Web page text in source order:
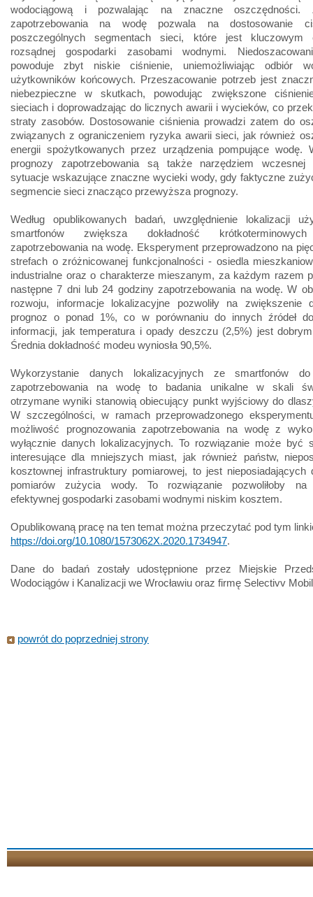
wodociągową i pozwalając na znaczne oszczędności.
zapotrzebowania na wodę pozwala na dostosowanie
poszczególnych segmentach sieci, które jest kluczowym
rozsądnej gospodarki zasobami wodnymi.
powoduje zbyt niskie ciśnienie, uniemożliwiając odbiór
użytkowników końcowych. Przeszacowanie potrzeb jest
niebezpieczne w skutkach, powodując zwiększone
sieciach i doprowadzając do licznych awarii i wycieków, co
straty zasobów. Dostosowanie ciśnienia prowadzi zatem do
związanych z ograniczeniem ryzyka awarii sieci, jak również
energii spożytkowanych przez urządzenia pompujące wodę.
prognozy zapotrzebowania są także narzędziem
sytuacje wskazujące znaczne wycieki wody, gdy faktyczne
segmencie sieci znacząco przewyższa prognozy.
Według opublikowanych badań, uwzględnienie lokalizacji
smartfonów zwiększa dokładność
zapotrzebowania na wodę. Eksperyment przeprowadzono na
strefach o zróżnicowanej funkcjonalności - osiedla
industrialne oraz o charakterze mieszanym, za każdym razem
następne 7 dni lub 24 godziny zapotrzebowania na wodę. W
rozwoju, informacje lokalizacyjne pozwoliły na zwiększenie
prognoz o ponad 1%, co w porównaniu do innych źródeł
informacji, jak temperatura i opady deszczu (2,5%) jest
Średnia dokładność modeu wyniosła 90,5%.
Wykorzystanie danych lokalizacyjnych ze smartfonów
zapotrzebowania na wodę to badania unikalne w skali
otrzymane wyniki stanowią obiecujący punkt wyjściowy do
W szczególności, w ramach przeprowadzonego
możliwość prognozowania zapotrzebowania na wodę z
wyłącznie danych lokalizacyjnych. To rozwiązanie może być
interesujące dla mniejszych miast, jak również państw,
kosztownej infrastruktury pomiarowej, to jest nieposiadających
pomiarów zużycia wody. To rozwiązanie pozwoliłoby na
efektywnej gospodarki zasobami wodnymi niskim kosztem.
Opublikowaną pracę na ten temat można przeczytać pod tym
https://doi.org/10.1080/1573062X.2020.1734947.
Dane do badań zostały udostępnione przez Miejskie
Wodociągów i Kanalizacji we Wrocławiu oraz firmę Selectivv
powrót do poprzedniej strony